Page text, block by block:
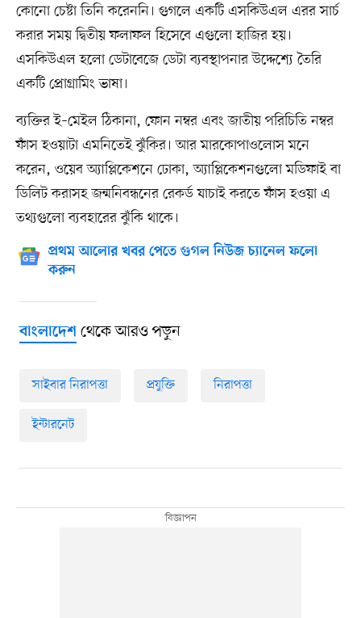
কোনো চেষ্টা তিনি করেননি। গুগলে একটি এসকিউএল এরর সার্চ
করার সময় দ্বিতীয় ফলাফল হিসেবে এগুলো হাজির হয়।
এসকিউএল হলো ডেটাবেজে ডেটা ব্যবস্থাপনার উদ্দেশ্যে তৈরি
একটি প্রোগ্রামিং ভাষা।
ব্যক্তির ই–মেইল ঠিকানা, ফোন নম্বর এবং জাতীয় পরিচিতি নম্বর
ফাঁস হওয়াটা এমনিতেই ঝুঁকির। আর মারকোপাওলোস মনে
করেন, ওয়েব অ্যাপ্লিকেশনে ঢোকা, অ্যাপ্লিকেশনগুলো মডিফাই বা
ডিলিট করাসহ জন্মনিবন্ধনের রেকর্ড যাচাই করতে ফাঁস হওয়া এ
তথ্যগুলো ব্যবহারের ঝুঁকি থাকে।
প্রথম আলোর খবর পেতে গুগল নিউজ চ্যানেল ফলো
করুন
বাংলাদেশথেকে আরও পড়ুন
সাইবার নিরাপত্তা প্রযুক্তি নিরাপত্তা
ইন্টারনেট